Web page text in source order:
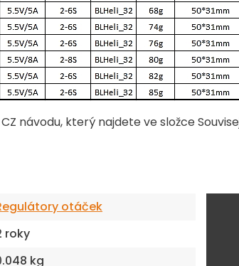
návodu, který najdete ve složce
otáček
roky
kg